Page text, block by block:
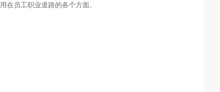
在员工职业道路的各个方面。